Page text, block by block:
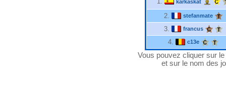
karkaskat
2. stefanmate
3. francus
4. c13e
Vous pouvez cliquer sur
et sur le nom des